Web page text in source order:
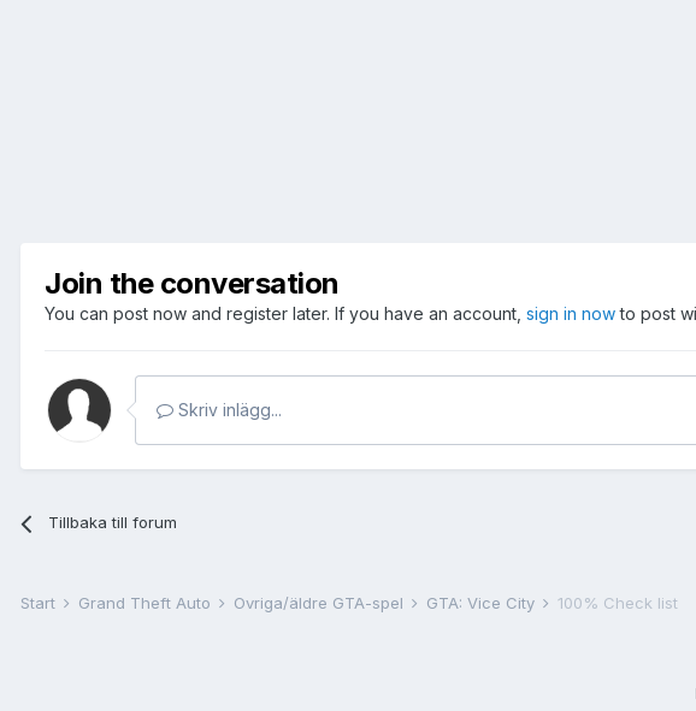
Join the conversation
You can post now and register later. If you have an account, sign in nowto post
Skriv inlägg...
Tillbaka till forum
Start Grand Theft Auto Övriga/äldre GTA-spel GTA: Vice City 100% Check list